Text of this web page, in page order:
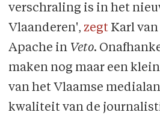
verschraling is in het
Vlaanderen', zegtKarl van
Apache in Veto.
maken nog maar een
van het Vlaamse
kwaliteit van de